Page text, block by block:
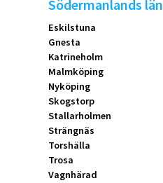
Södermanlands län
Eskilstuna
Gnesta
Katrineholm
Malmköping
Nyköping
Skogstorp
Stallarholmen
Strängnäs
Torshälla
Trosa
Vagnhärad